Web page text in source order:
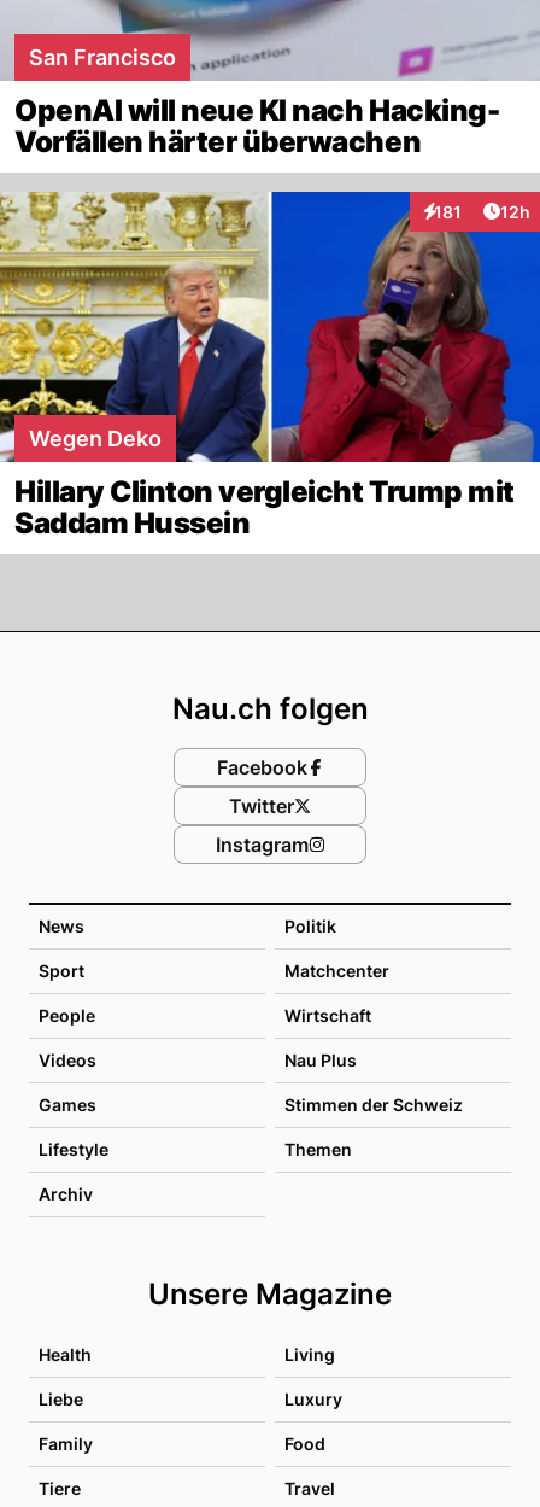
San Francisco
OpenAI will neue KI nach Hacking-
Vorfällen härter überwachen
181
Interaktionen
12h
Wegen Deko
Hillary Clinton vergleicht Trump mit
Saddam Hussein
News Politik
Sport Matchcenter
People Wirtschaft
Videos Nau Plus
Games Stimmen der Schweiz
Lifestyle Themen
Archiv
Unsere Magazine
Health Living
Liebe Luxury
Family Food
Tiere Travel
Nau.ch folgen
Facebook
Twitter
Instagram